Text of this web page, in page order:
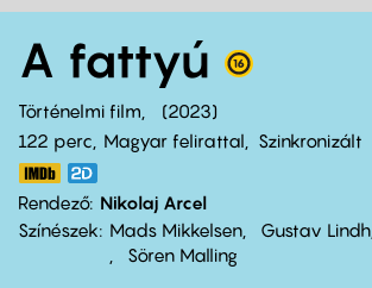
A fattyú
Történelmi film
2023
122 perc,
Magyar felirattal Szinkronizált
Rendező Nikolaj Arcel
Színészek
Mads Mikkelsen Gustav Lindh
Sören Malling